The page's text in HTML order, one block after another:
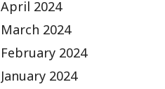
April 2024
March 2024
February 2024
January 2024